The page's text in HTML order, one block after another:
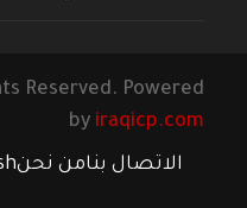
Reserved. Powered
by iraqicp.com
الاتصال بنامن نحن